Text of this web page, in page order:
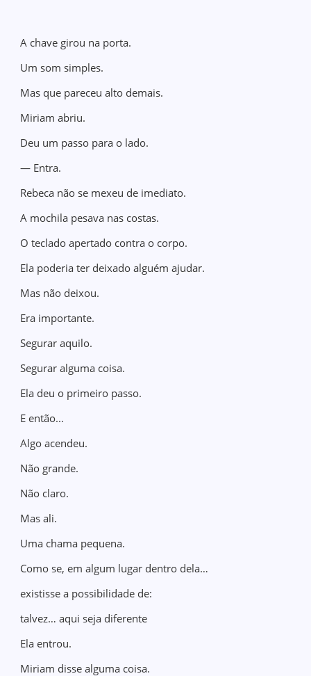
A chave girou na porta.
Um som simples.
Mas que pareceu alto demais.
Miriam abriu.
Deu um passo para o lado.
— Entra.
Rebeca não se mexeu de imediato.
A mochila pesava nas costas.
O teclado apertado contra o corpo.
Ela poderia ter deixado alguém ajudar.
Mas não deixou.
Era importante.
Segurar aquilo.
Segurar alguma coisa.
Ela deu o primeiro passo.
E então...
Algo acendeu.
Não grande.
Não claro.
Mas ali.
Uma chama pequena.
Como se, em algum lugar dentro dela…
existisse a possibilidade de:
talvez… aqui seja diferente
Ela entrou.
Miriam disse alguma coisa.